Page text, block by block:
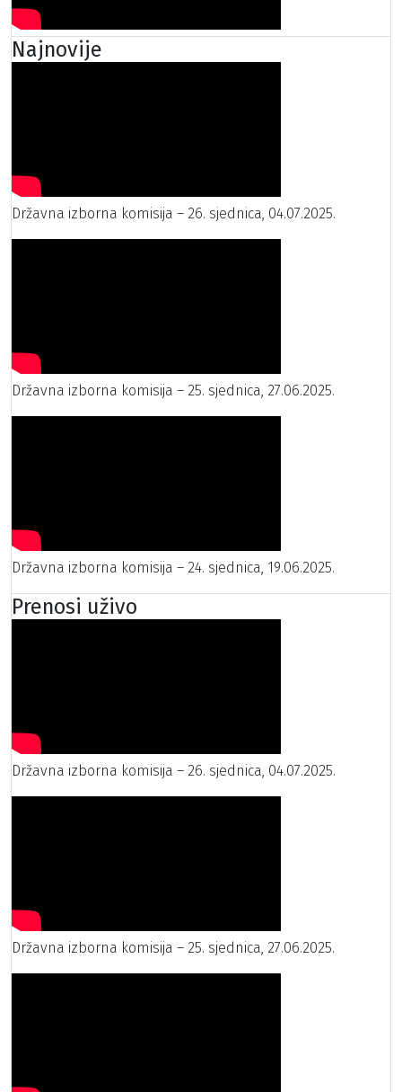
Najnovije
Državna izborna komisija – 26. sjednica, 04.07.2025.
Državna izborna komisija – 25. sjednica, 27.06.2025.
Državna izborna komisija – 24. sjednica, 19.06.2025.
Prenosi uživo
Državna izborna komisija – 26. sjednica, 04.07.2025.
Državna izborna komisija – 25. sjednica, 27.06.2025.